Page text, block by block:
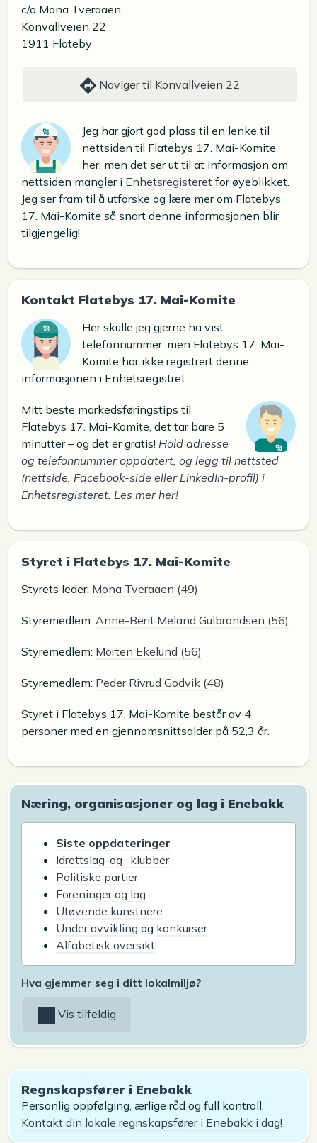
c/o Mona Tveraaen
Konvallveien 22
1911 Flateby
Naviger til Konvallveien 22
Jeg har gjort god plass til en lenke til
nettsiden til Flatebys 17. Mai-Komite
her, men det ser ut til at informasjon om
nettsiden mangler i Enhetsregisteret for øyeblikket.
Jeg ser fram til å utforske og lære mer om Flatebys
17. Mai-Komite så snart denne informasjonen blir
tilgjengelig!
Kontakt Flatebys 17. Mai-Komite
Her skulle jeg gjerne ha vist
telefonnummer, men Flatebys 17. Mai-
Komite har ikke registrert denne
informasjonen i Enhetsregistret.
Mitt beste markedsføringstips til
Flatebys 17. Mai-Komite, det tar bare 5
minutter – og det er gratis! Hold adresse
og telefonnummer oppdatert, og legg til nettsted
(nettside, Facebook-side eller LinkedIn-profil) i
Enhetsregisteret. Les mer her!
Styret i Flatebys 17. Mai-Komite
Styrets leder: Mona Tveraaen (49)
Styremedlem: Anne-Berit Meland Gulbrandsen (56)
Styremedlem: Morten Ekelund (56)
Styremedlem: Peder Rivrud Godvik (48)
Styret i Flatebys 17. Mai-Komite består av 4
personer med en gjennomsnittsalder på 52,3 år.
Næring, organisasjoner og lag i Enebakk
Siste oppdateringer
Idrettslag-og -klubber
Politiske partier
Foreninger og lag
Utøvende kunstnere
Under avvikling og konkurser
Alfabetisk oversikt
Hva gjemmer seg i ditt lokalmiljø?
Vis tilfeldig
Regnskapsfører i Enebakk
Personlig oppfølging, ærlige råd og full kontroll.
Kontakt din lokale regnskapsfører i Enebakk i dag!